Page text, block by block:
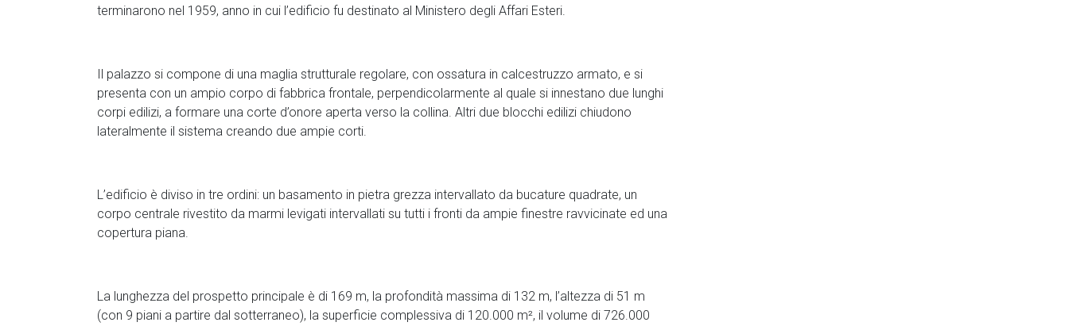
terminarono nel 1959, anno in cui l’edificio fu destinato al Ministero degli Affari Esteri.
Il palazzo si compone di una maglia strutturale regolare, con ossatura in calcestruzzo armato, e si
presenta con un ampio corpo di fabbrica frontale, perpendicolarmente al quale si innestano due lunghi
corpi edilizi, a formare una corte d’onore aperta verso la collina. Altri due blocchi edilizi chiudono
lateralmente il sistema creando due ampie corti.
L’edificio è diviso in tre ordini: un basamento in pietra grezza intervallato da bucature quadrate, un
corpo centrale rivestito da marmi levigati intervallati su tutti i fronti da ampie finestre ravvicinate ed una
copertura piana.
La lunghezza del prospetto principale è di 169 m, la profondità massima di 132 m, l’altezza di 51 m
(con 9 piani a partire dal sotterraneo), la superficie complessiva di 120.000 m², il volume di 726.000